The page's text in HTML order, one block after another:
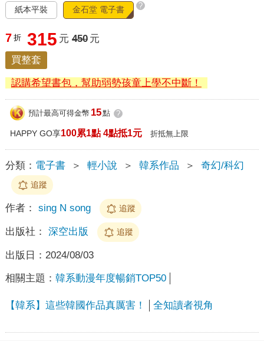
紙本平裝 金石堂 電子書 ?
7 折 315 元 450 元
買整套
認購希望書包，幫助弱勢孩童上學不中斷！
預計最高可得金幣 15點 ?
HAPPY GO享100累1點 4點抵1元 折抵無上限
分類： 電子書 ＞ 輕小說 ＞ 韓系作品 ＞ 奇幻/科幻
追蹤
作者： sing N song 追蹤
出版社： 深空出版 追蹤
出版日： 2024/08/03
相關主題： 韓系動漫年度暢銷TOP50
【韓系】這些韓國作品真厲害！ 全知讀者視角